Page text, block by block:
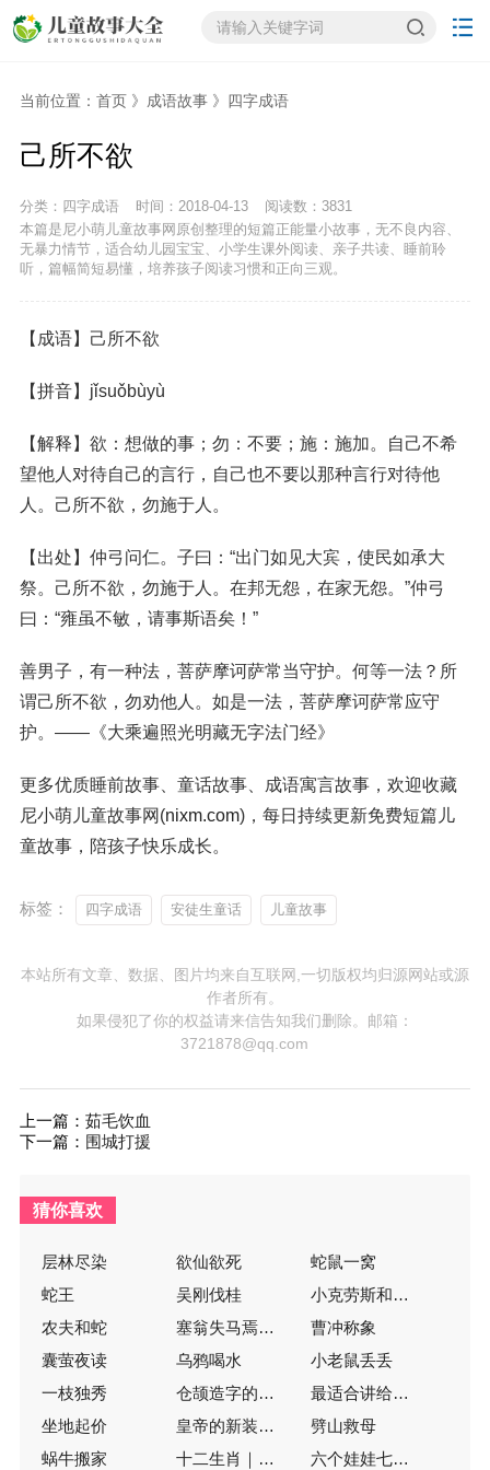
当前位置： 首页》 成语故事》 四字成语
己所不欲
分类：四字成语 时间：2018-04-13 阅读数： 3831
本篇是尼小萌儿童故事网原创整理的短篇正能量小故事，无不良内容、
无暴力情节，适合幼儿园宝宝、小学生课外阅读、亲子共读、睡前聆
听，篇幅简短易懂，培养孩子阅读习惯和正向三观。
【成语】己所不欲
【拼音】jǐsuǒbùyù
【解释】欲：想做的事；勿：不要；施：施加。自己不希
望他人对待自己的言行，自己也不要以那种言行对待他
人。己所不欲，勿施于人。
【出处】仲弓问仁。子曰：“出门如见大宾，使民如承大
祭。己所不欲，勿施于人。在邦无怨，在家无怨。”仲弓
曰：“雍虽不敏，请事斯语矣！”
善男子，有一种法，菩萨摩诃萨常当守护。何等一法？所
谓己所不欲，勿劝他人。如是一法，菩萨摩诃萨常应守
护。——《大乘遍照光明藏无字法门经》
更多优质睡前故事、童话故事、成语寓言故事，欢迎收藏
尼小萌儿童故事网(nixm.com)，每日持续更新免费短篇儿
童故事，陪孩子快乐成长。
标签： 四字成语 安徒生童话 儿童故事
本站所有文章、数据、图片均来自互联网,一切版权均归源网站或源
作者所有。
如果侵犯了你的权益请来信告知我们删除。邮箱：
3721878@qq.com
上一篇： 茹毛饮血
下一篇： 围城打援
猜你喜欢
层林尽染 欲仙欲死
蛇鼠一窝
蛇王
吴刚伐桂
小克劳斯和大克劳斯
农夫和蛇
塞翁失马焉知非福
曹冲称象
囊萤夜读
乌鸦喝水
小老鼠丢丢
一枝独秀
仓颉造字的传说
最适合讲给孩子的365个经典故事
坐地起价
皇帝的新装（注音版）
劈山救母
蜗牛搬家
十二生肖｜动物渡河比赛 六个娃娃七个坑